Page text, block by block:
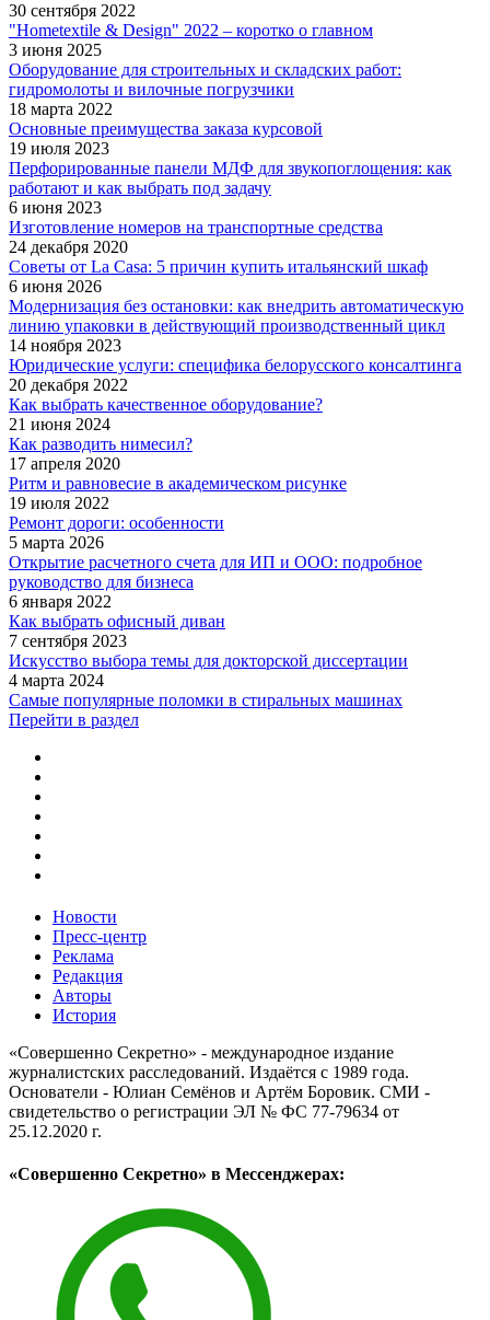
30 сентября 2022
"Hometextile & Design" 2022 – коротко о главном
3 июня 2025
Оборудование для строительных и складских работ:
гидромолоты и вилочные погрузчики
18 марта 2022
Основные преимущества заказа курсовой
19 июля 2023
Перфорированные панели МДФ для звукопоглощения: как
работают и как выбрать под задачу
6 июня 2023
Изготовление номеров на транспортные средства
24 декабря 2020
Советы от La Casa: 5 причин купить итальянский шкаф
6 июня 2026
Модернизация без остановки: как внедрить автоматическую
линию упаковки в действующий производственный цикл
14 ноября 2023
Юридические услуги: специфика белорусского консалтинга
20 декабря 2022
Как выбрать качественное оборудование?
21 июня 2024
Как разводить нимесил?
17 апреля 2020
Ритм и равновесие в академическом рисунке
19 июля 2022
Ремонт дороги: особенности
5 марта 2026
Открытие расчетного счета для ИП и ООО: подробное
руководство для бизнеса
6 января 2022
Как выбрать офисный диван
7 сентября 2023
Искусство выбора темы для докторской диссертации
4 марта 2024
Самые популярные поломки в стиральных машинах
Перейти в раздел
Новости
Пресс-центр
Реклама
Редакция
Авторы
История
«Совершенно Секретно» - международное издание
журналистских расследований. Издаётся с 1989 года.
Основатели - Юлиан Семёнов и Артём Боровик. CМИ -
свидетельство о регистрации ЭЛ № ФС 77-79634 от
25.12.2020 г.
«Совершенно Секретно» в Мессенджерах: